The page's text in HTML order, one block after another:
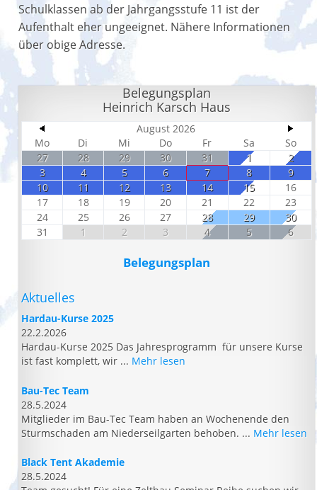
Schulklassen ab der Jahrgangsstufe 11 ist der
Aufenthalt eher ungeeignet. Nähere Informationen
über obige Adresse.
Belegungsplan
Heinrich Karsch Haus
August 2026
Mo
Di Mi Do Fr Sa
So
27
28 29 30 31 1
2
3
4 5 6 7 8
9
10
11 12 13 14 15
16
17
18 19 20 21 22
23
24
25 26 27 28 29
30
31
1 2 3 4 5 6
Belegungsplan
Aktuelles
Hardau-Kurse 2025
22.2.2026
Hardau-Kurse 2025 Das Jahresprogramm für unsere Kurse
ist fast komplett, wir ... Mehr lesen
Bau-Tec Team
28.5.2024
Mitglieder im Bau-Tec Team haben an Wochenende den
Sturmschaden am Niederseilgarten behoben. ... Mehr lesen
Black Tent Akademie
28.5.2024